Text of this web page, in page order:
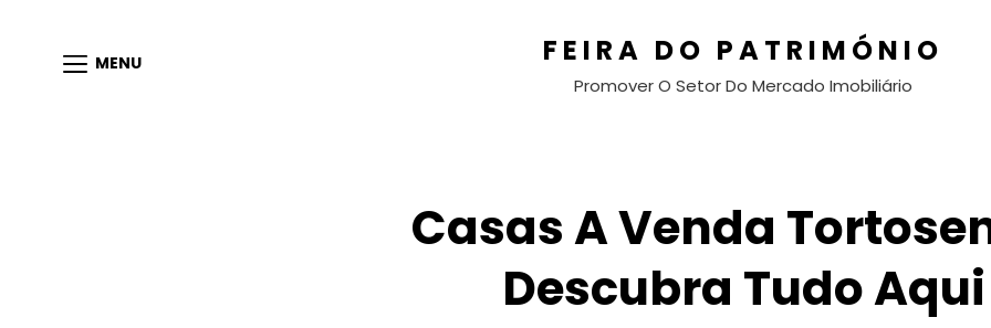
MENU FEIRA DO PATRIMÓNIO
Promover O Setor Do Mercado Imobiliário
Casas A Venda
Descubra Tudo Aqui